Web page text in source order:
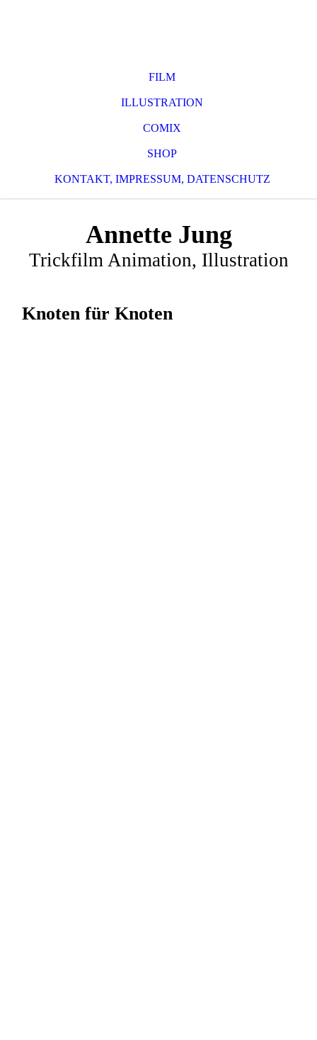
FILM
ILLUSTRATION
COMIX
SHOP
KONTAKT, IMPRESSUM, DATENSCHUTZ
Annette Jung
Trickfilm Animation, Illustration
Knoten für Knoten